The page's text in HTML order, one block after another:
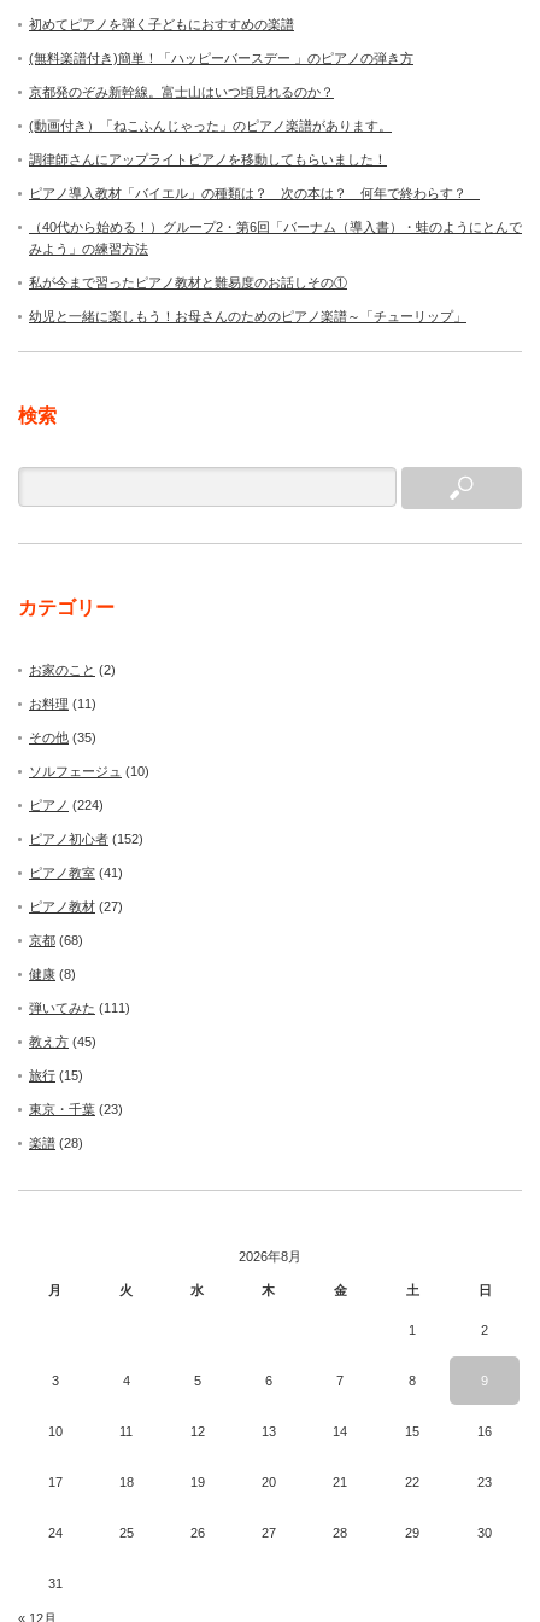
初めてピアノを弾く子どもにおすすめの楽譜
(無料楽譜付き)簡単！「ハッピーバースデー 」のピアノの弾き方
京都発のぞみ新幹線。富士山はいつ頃見れるのか？
(動画付き）「ねこふんじゃった」のピアノ楽譜があります。
調律師さんにアップライトピアノを移動してもらいました！
ピアノ導入教材「バイエル」の種類は？ 次の本は？ 何年で終わらす？
（40代から始める！）グループ2・第6回「バーナム（導入書）・蛙のようにとんで
みよう」の練習方法
私が今まで習ったピアノ教材と難易度のお話しその①
幼児と一緒に楽しもう！お母さんのためのピアノ楽譜～「チューリップ」
検索
カテゴリー
お家のこと (2)
お料理 (11)
その他 (35)
ソルフェージュ (10)
ピアノ (224)
ピアノ初心者 (152)
ピアノ教室 (41)
ピアノ教材 (27)
京都 (68)
健康 (8)
弾いてみた (111)
教え方 (45)
旅行 (15)
東京・千葉 (23)
楽譜 (28)
2026年8月
月 火 水 木 金 土 日
1 2
3 4 5 6 7 8 9
10 11 12 13 14 15 16
17 18 19 20 21 22 23
24 25 26 27 28 29 30
31
« 12月